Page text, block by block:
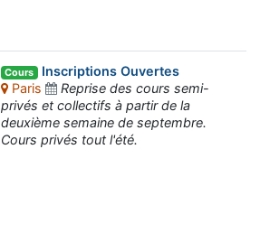
Cours Inscriptions Ouvertes
Paris
Reprise des cours semi-
privés et collectifs à partir de la
deuxième semaine de septembre.
Cours privés tout l'été.